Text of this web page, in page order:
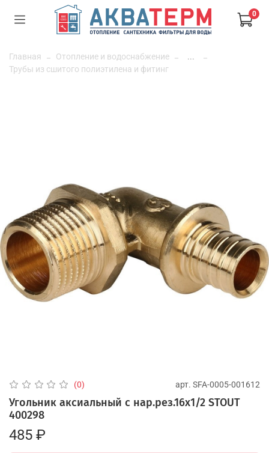
0
Главная Отопление и водоснабжение
...
Трубы из сшитого полиэтилена и фитинг
(0) арт. SFA-0005-001612
Угольник аксиальный с нар.рез.16х1/2 STOUT
400298
485 ₽